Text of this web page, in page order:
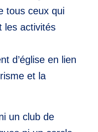
tous ceux qui
les activités
en lien
et la
club de